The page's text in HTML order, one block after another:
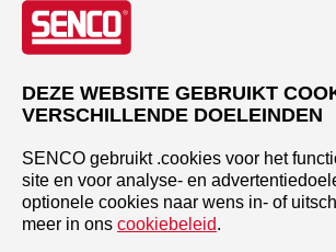
DEZE WEBSITE GEBRUIKT
VERSCHILLENDE DOELEINDEN
SENCO gebruikt .cookies voor het
site en voor analyse- en
optionele cookies naar wens in- of
meer in ons cookiebeleid.